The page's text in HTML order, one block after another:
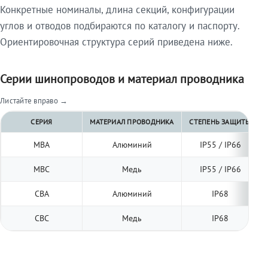
Конкретные номиналы, длина секций, конфигурации
углов и отводов подбираются по каталогу и паспорту.
Ориентировочная структура серий приведена ниже.
Серии шинопроводов и материал проводника
Листайте вправо →
СЕРИЯ МАТЕРИАЛ ПРОВОДНИКА СТЕПЕНЬ ЗАЩИТЫ
МВА Алюминий IP55 / IP66
МВС Медь IP55 / IP66
СВА Алюминий IP68
СВС Медь IP68